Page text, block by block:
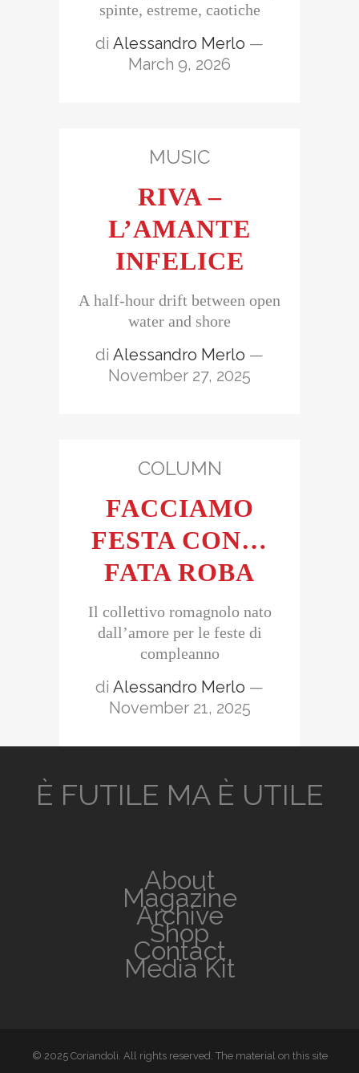
spinte, estreme, caotiche
di Alessandro Merlo —
March 9, 2026
MUSIC
RIVA –
L’AMANTE
INFELICE
A half-hour drift between open
water and shore
di Alessandro Merlo —
November 27, 2025
COLUMN
FACCIAMO
FESTA CON…
FATA ROBA
Il collettivo romagnolo nato
dall’amore per le feste di
compleanno
di Alessandro Merlo —
November 21, 2025
È FUTILE MA È UTILE
About
Magazine
Archive
Shop
Contact
Media Kit
© 2025 Coriandoli. All rights reserved. The material on this site